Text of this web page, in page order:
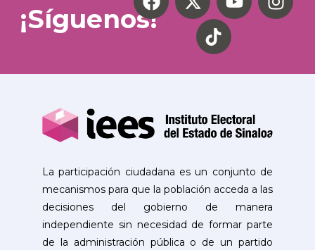
¡Síguenos!
La participación ciudadana es un conjunto de
mecanismos para que la población acceda a las
decisiones del gobierno de manera
independiente sin necesidad de formar parte
de la administración pública o de un partido